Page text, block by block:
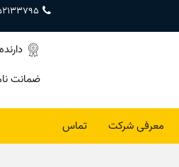
ضمانت نامه
معرفی شرکت تماس